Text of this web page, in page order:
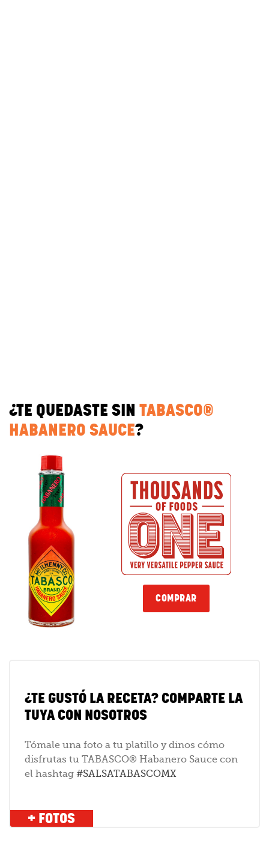
¿TE QUEDASTE SIN TABASCO®
HABANERO SAUCE?
COMPRAR
¿TE GUSTÓ LA RECETA? COMPARTE LA
TUYA CON NOSOTROS
Tómale una foto a tu platillo y dinos cómo
disfrutas tu TABASCO® Habanero Sauce con
el hashtag #SALSATABASCOMX
+ FOTOS